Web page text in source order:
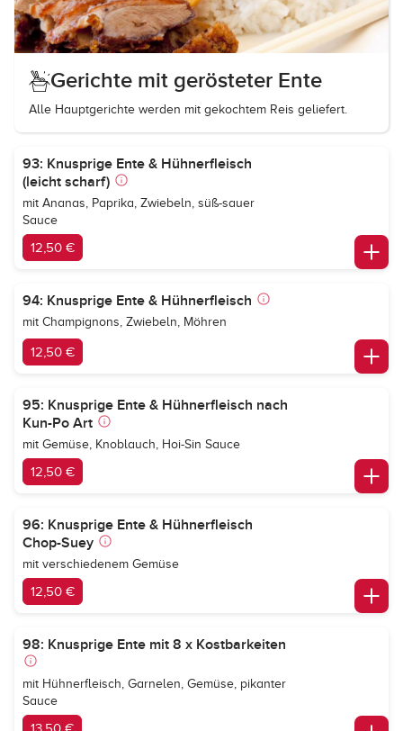
Gerichte mit gerösteter Ente
Alle Hauptgerichte werden mit gekochtem Reis geliefert.
93: Knusprige Ente & Hühnerfleisch
(leicht scharf)
mit Ananas, Paprika, Zwiebeln, süß-sauer
Sauce
12,50 €
94: Knusprige Ente & Hühnerfleisch
mit Champignons, Zwiebeln, Möhren
12,50 €
95: Knusprige Ente & Hühnerfleisch nach
Kun-Po Art
mit Gemüse, Knoblauch, Hoi-Sin Sauce
12,50 €
96: Knusprige Ente & Hühnerfleisch
Chop-Suey
mit verschiedenem Gemüse
12,50 €
98: Knusprige Ente mit 8 x Kostbarkeiten
mit Hühnerfleisch, Garnelen, Gemüse, pikanter
Sauce